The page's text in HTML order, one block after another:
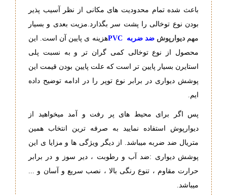
باعث شده تمام محدودیت های مکانی از نظر آسیب پذیر
بودن نوع توخالی را پشت سر بگذارد.مزیت بعدی و بسیار
مهمدیوارپوش ضد ضربه PVCهزینه ی پایین آن است. این
محصول از نوع توخالی کمی گران تر و به نسبت پلی
استایرن بسیار پایین تر است که علت پایین بودن قیمت این
پوشش دیواری در برابر نوع توپر را در ادامه توضیح داده
ایم.
پس اگر برای محیط های پر رفت و آمد میخواهید از
دیوارپوش استفاده نمایید به صرفه ترین انتخاب همین
متریال ضد ضربه میباشد. از دیگر ویژگی ها و مزایا ی این
پوشش دیواری :ضد آب و رطوبت ، دیر سوز و در برابر
حرارت مقاوم ، تنوع رنگی بالا ، نصب سریع و آسان و ...
میباشد.